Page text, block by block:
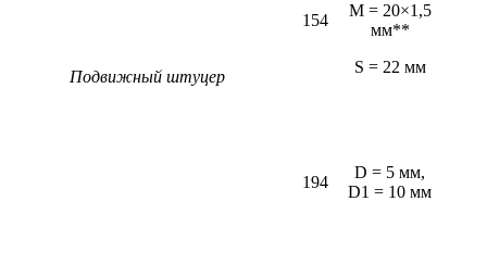
Подвижный штуцер
154
M = 20×1,5
мм**
S = 22 мм
194
D = 5 мм,
D1 = 10 мм